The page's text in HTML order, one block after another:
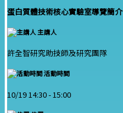
蛋白質體技術核心實驗室導覽簡介
主講人
許全智研究助技師及研究團隊
活動時間
10/19 14:30 - 15:00